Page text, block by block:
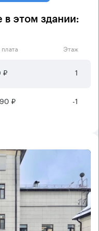
в этом здании:
Этаж
₽ 1
₽ -1